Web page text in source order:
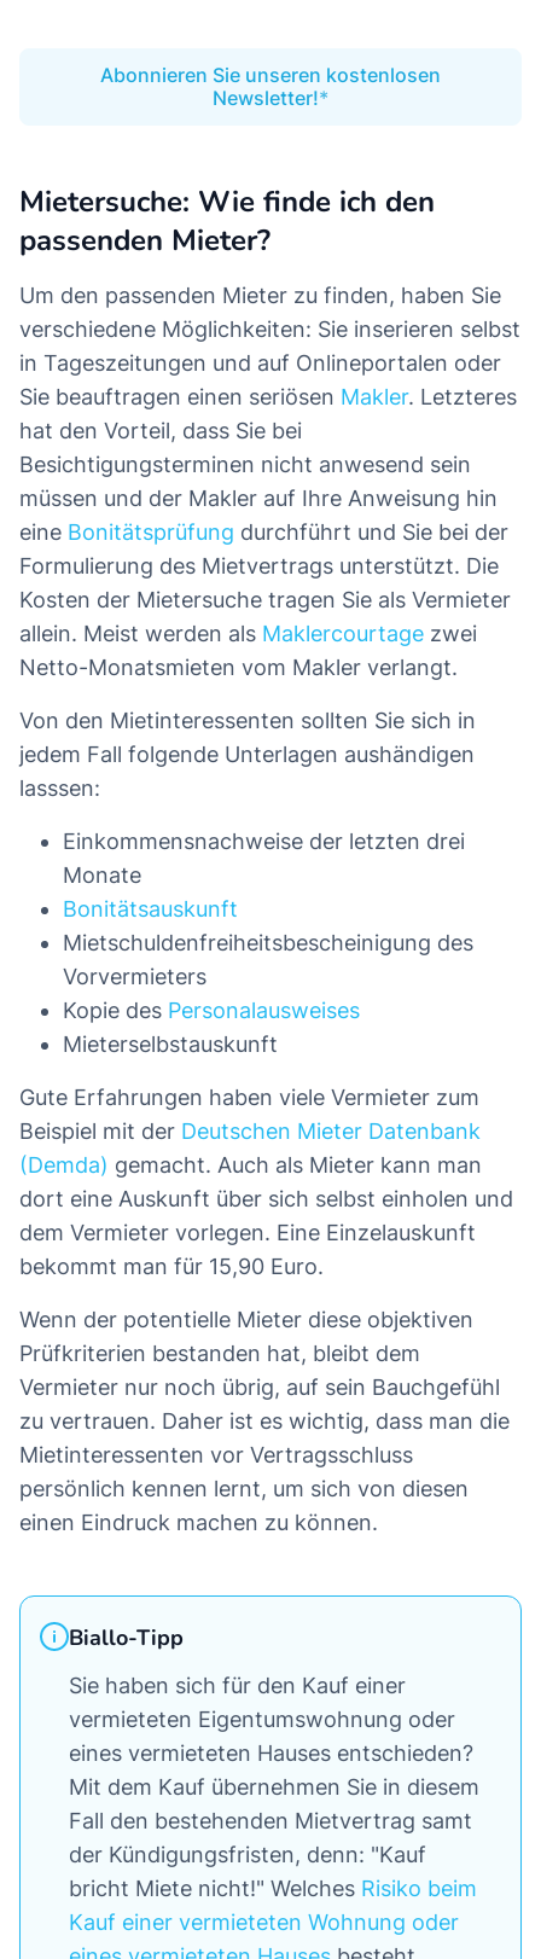
Abonnieren Sie unseren kostenlosen
Newsletter!
Mietersuche: Wie finde ich den
passenden Mieter?
Um den passenden Mieter zu finden, haben Sie
verschiedene Möglichkeiten: Sie inserieren selbst
in Tageszeitungen und auf Onlineportalen oder
Sie beauftragen einen seriösen Makler. Letzteres
hat den Vorteil, dass Sie bei
Besichtigungsterminen nicht anwesend sein
müssen und der Makler auf Ihre Anweisung hin
eine Bonitätsprüfung durchführt und Sie bei der
Formulierung des Mietvertrags unterstützt. Die
Kosten der Mietersuche tragen Sie als Vermieter
allein. Meist werden als Maklercourtage zwei
Netto-Monatsmieten vom Makler verlangt.
Von den Mietinteressenten sollten Sie sich in
jedem Fall folgende Unterlagen aushändigen
lasssen:
Einkommensnachweise der letzten drei
Monate
Bonitätsauskunft
Mietschuldenfreiheitsbescheinigung des
Vorvermieters
Kopie des Personalausweises
Mieterselbstauskunft
Gute Erfahrungen haben viele Vermieter zum
Beispiel mit der Deutschen Mieter Datenbank
(Demda) gemacht. Auch als Mieter kann man
dort eine Auskunft über sich selbst einholen und
dem Vermieter vorlegen. Eine Einzelauskunft
bekommt man für 15,90 Euro.
Wenn der potentielle Mieter diese objektiven
Prüfkriterien bestanden hat, bleibt dem
Vermieter nur noch übrig, auf sein Bauchgefühl
zu vertrauen. Daher ist es wichtig, dass man die
Mietinteressenten vor Vertragsschluss
persönlich kennen lernt, um sich von diesen
einen Eindruck machen zu können.
Biallo-Tipp
Sie haben sich für den Kauf einer
vermieteten Eigentumswohnung oder
eines vermieteten Hauses entschieden?
Mit dem Kauf übernehmen Sie in diesem
Fall den bestehenden Mietvertrag samt
der Kündigungsfristen, denn: "Kauf
bricht Miete nicht!" Welches Risiko beim
Kauf einer vermieteten Wohnung oder